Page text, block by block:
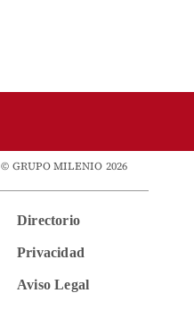
GRUPO MILENIO 2026
Directorio
Privacidad
Aviso Legal